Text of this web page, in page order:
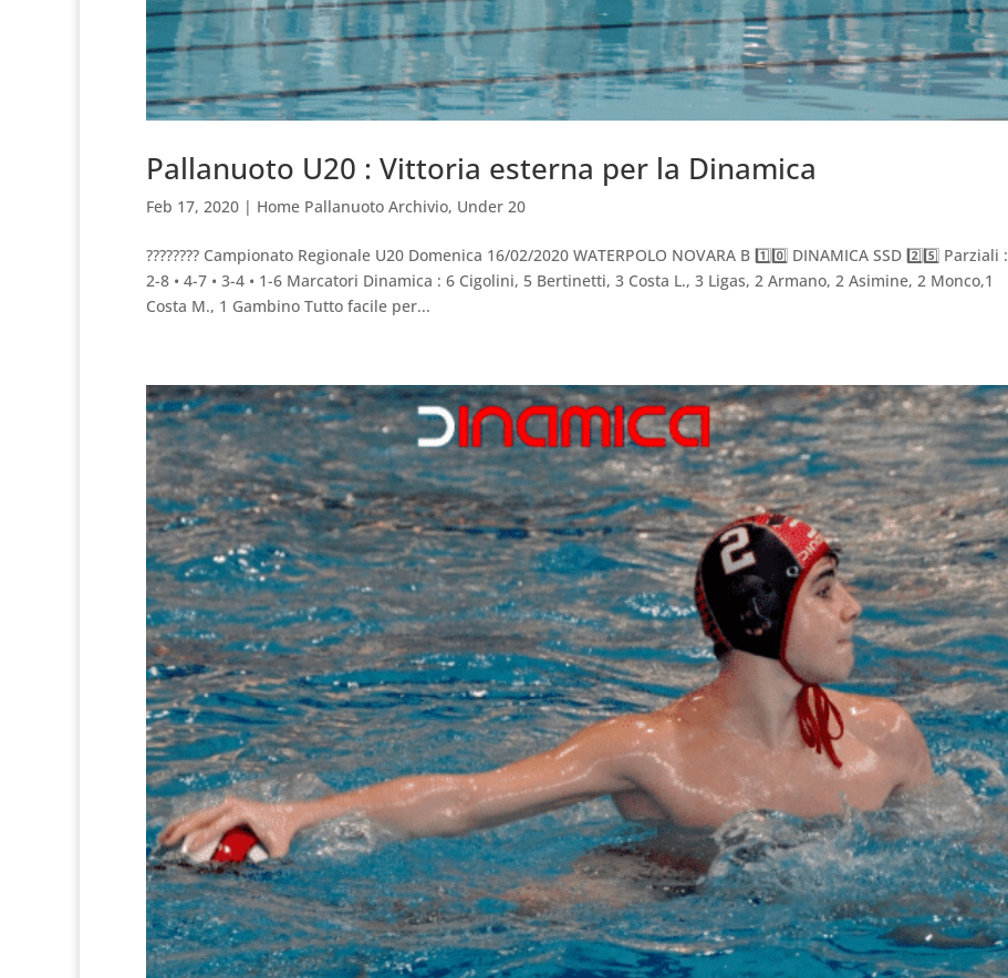
Pallanuoto U20 : Vittoria esterna per la Dinamica
Feb 17, 2020 | Home Pallanuoto Archivio, Under 20
???????? Campionato Regionale U20 Domenica 16/02/2020 WATERPOLO NOVARA B 1️⃣0️⃣ DINAMICA SSD 2️⃣5️⃣ Parziali :
2-8 • 4-7 • 3-4 • 1-6 Marcatori Dinamica : 6 Cigolini, 5 Bertinetti, 3 Costa L., 3 Ligas, 2 Armano, 2 Asimine, 2 Monco,1
Costa M., 1 Gambino Tutto facile per...